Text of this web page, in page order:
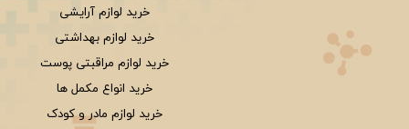
خرید لوازم آرایشی
خرید لوازم بهداشتی
خرید لوازم مراقبتی پوست
خرید انواع مکمل ها
خرید لوازم مادر و کودک